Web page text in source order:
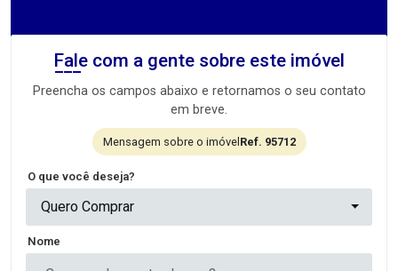
Fale com a gente sobre este imóvel
Preencha os campos abaixo e retornamos o seu contato
em breve.
Mensagem sobre o imóvel Ref. 95712
O que você deseja?
Quero Comprar
Nome